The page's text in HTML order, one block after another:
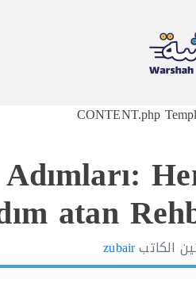
CONTENT.php
atan
الكاتبzubair